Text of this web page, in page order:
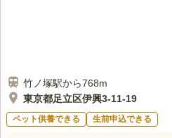
竹ノ塚駅から768m
東京都足立区伊興3-11-19
ペット供養できる 生前申込できる